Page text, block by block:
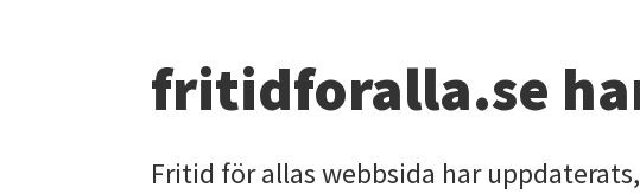
fritidforalla.se
Fritid för allas webbsida har